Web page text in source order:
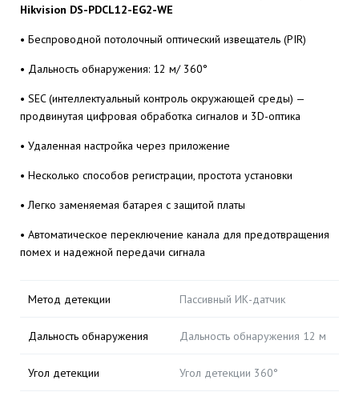
Hikvision DS-PDCL12-EG2-WE
• Беспроводной потолочный оптический извещатель (PIR)
• Дальность обнаружения: 12 м/ 360°
• SEC (интеллектуальный контроль окружающей среды) —
продвинутая цифровая обработка сигналов и 3D-оптика
• Удаленная настройка через приложение
• Несколько способов регистрации, простота установки
• Легко заменяемая батарея с защитой платы
• Автоматическое переключение канала для предотвращения
помех и надежной передачи сигнала
Метод детекции Пассивный ИК-датчик
Дальность обнаружения Дальность обнаружения 12 м
Угол детекции Угол детекции 360°